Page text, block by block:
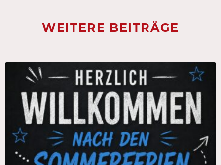
WEITERE BEITRÄGE